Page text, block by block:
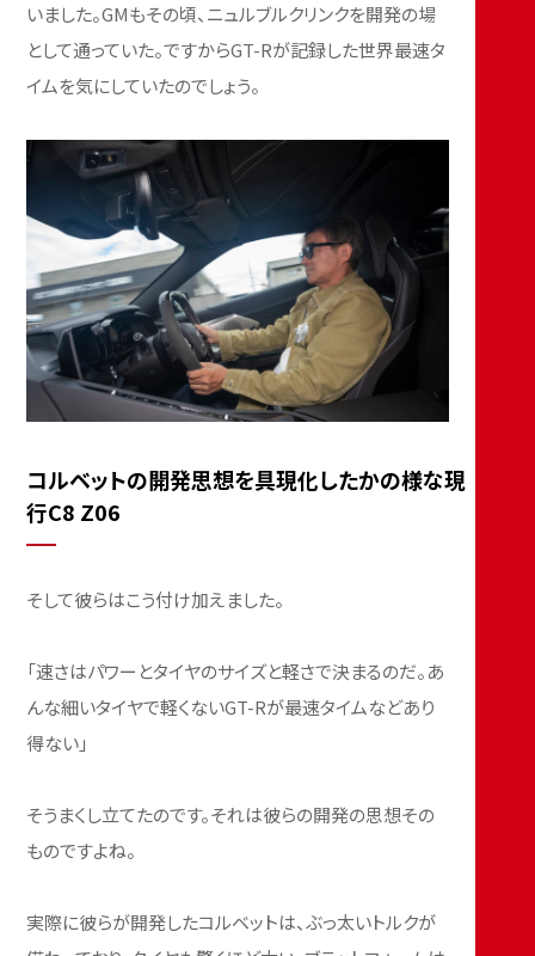
いました。GMもその頃、ニュルブルクリンクを開発の場
として通っていた。ですからGT-Rが記録した世界最速タ
イムを気にしていたのでしょう。
コルベットの開発思想を具現化したかの様な現
行C8 Z06
そして彼らはこう付け加えました。
「速さはパワーとタイヤのサイズと軽さで決まるのだ。あ
んな細いタイヤで軽くないGT-Rが最速タイムなどあり
得ない」
そうまくし立てたのです。それは彼らの開発の思想その
ものですよね。
実際に彼らが開発したコルベットは、ぶっ太いトルクが